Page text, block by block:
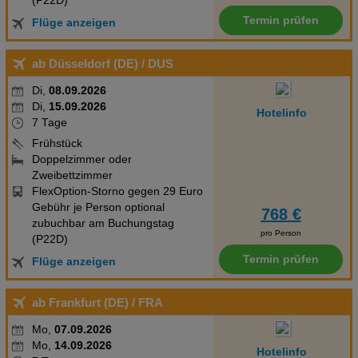
unbewacht: gegen Gebühr, Garage: gegen
GebührLandeskategorie: 3 Sterne Lage & Entfernung
Stadtzentrum/Ortszentrum ca. 1 m Hinweis für Personen mit
eingeschränkter Mobilität: Dieses Produkt ist im Allgemeinen für
Personen mit eingeschränkter Mobilität nicht geeignet. Ob es
trotzdem Ihren individuellen Bedürfnissen entspricht, erfragen Sie
bitte bei Ihrer Buchungsstelle! Stand der Informationen:
02.10.2024 TUI informiert: Einstellung des TUI Plus Pakets Für
Neubuchungen ab dem 04.11.2020 ist das TUI Plus Paket nicht
mehr gültig.
Flüge anzeigen
Termin prüfen
ab Düsseldorf (DE) / DUS
Di, 08.09.2026
Di, 15.09.2026
7 Tage
Frühstück
Doppelzimmer oder
Zweibettzimmer
FlexOption-Storno gegen 29 Euro
Gebühr je Person optional
zubuchbar am Buchungstag
(P22D)
Flüge anzeigen
Hotelinfo
768 €
pro Person
Termin prüfen
ab Frankfurt (DE) / FRA
Mo, 07.09.2026
Mo, 14.09.2026
Hotelinfo